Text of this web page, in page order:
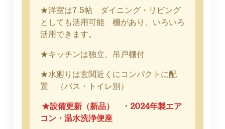
★洋室は7.5帖 ダイニング・リビング
としても活用可能 柵があり、いろいろ
活用できます。
★キッチンは独立、吊戸棚付
★水廻りは玄関近くにコンパクトに配
置 （バス・トイレ別）
★設備更新（新品） ・2024年製エア
コン・温水洗浄便座